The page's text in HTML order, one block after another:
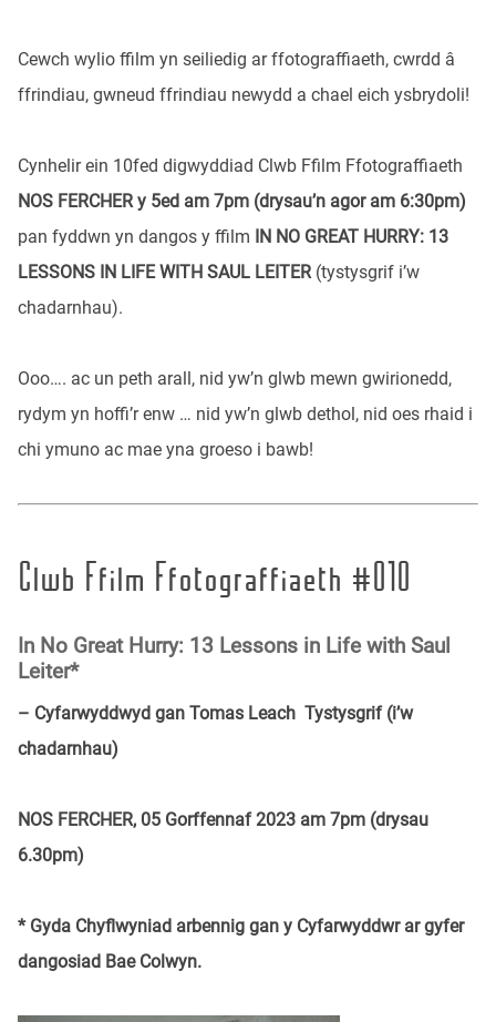
Cewch wylio ffilm yn seiliedig ar ffotograffiaeth, cwrdd â
ffrindiau, gwneud ffrindiau newydd a chael eich ysbrydoli!
Cynhelir ein 10fed digwyddiad Clwb Ffilm Ffotograffiaeth
NOS FERCHER y 5ed am 7pm (drysau’n agor am 6:30pm)
pan fyddwn yn dangos y ffilm IN NO GREAT HURRY: 13
LESSONS IN LIFE WITH SAUL LEITER(tystysgrif i’w
chadarnhau).
Ooo…. ac un peth arall, nid yw’n glwb mewn gwirionedd,
rydym yn hoffi’r enw … nid yw’n glwb dethol, nid oes rhaid i
chi ymuno ac mae yna groeso i bawb!
Clwb Ffilm Ffotograffiaeth #010
In No Great Hurry: 13 Lessons in Life with Saul
Leiter*
– Cyfarwyddwyd gan Tomas Leach Tystysgrif (i’w
chadarnhau)
NOS FERCHER, 05 Gorffennaf 2023 am 7pm (drysau
6.30pm)
* Gyda Chyflwyniad arbennig gan y Cyfarwyddwr ar gyfer
dangosiad Bae Colwyn.